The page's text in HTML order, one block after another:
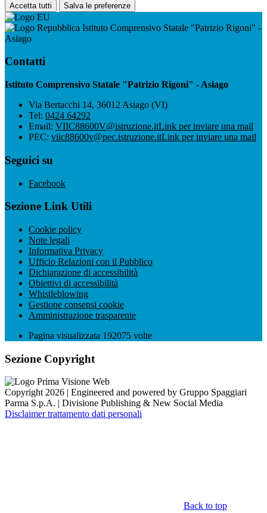
Accetta tutti Salva le preferenze
Istituto Comprensivo Statale "Patrizio Rigoni" -
Asiago
Contatti
Istituto Comprensivo Statale "Patrizio Rigoni" - Asiago
Via Bertacchi 14, 36012 Asiago (VI)
Tel: 0424 64292
Email: VIIC88600V@istruzione.itLink per inviare una mail
PEC: viic88600v@pec.istruzione.itLink per inviare una mail
Seguici su
Facebook
Sezione Link Utili
Cookie policy
Note legali
Informativa Privacy
Ufficio Relazioni con il Pubblico
Dichiarazione di accessibilità
Obiettivi di accessibilità
Whistleblowing
Gestione consensi cookie
Amministrazione trasparente
Pagina visualizzata 192075 volte
Sezione Copyright
Copyright 2026 | Engineered and powered by Gruppo Spaggiari
Parma S.p.A. | Divisione Publishing & New Social Media
Disclaimer trattamento dati personali
Back to top